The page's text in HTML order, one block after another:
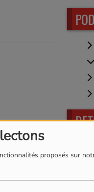
proposés sur